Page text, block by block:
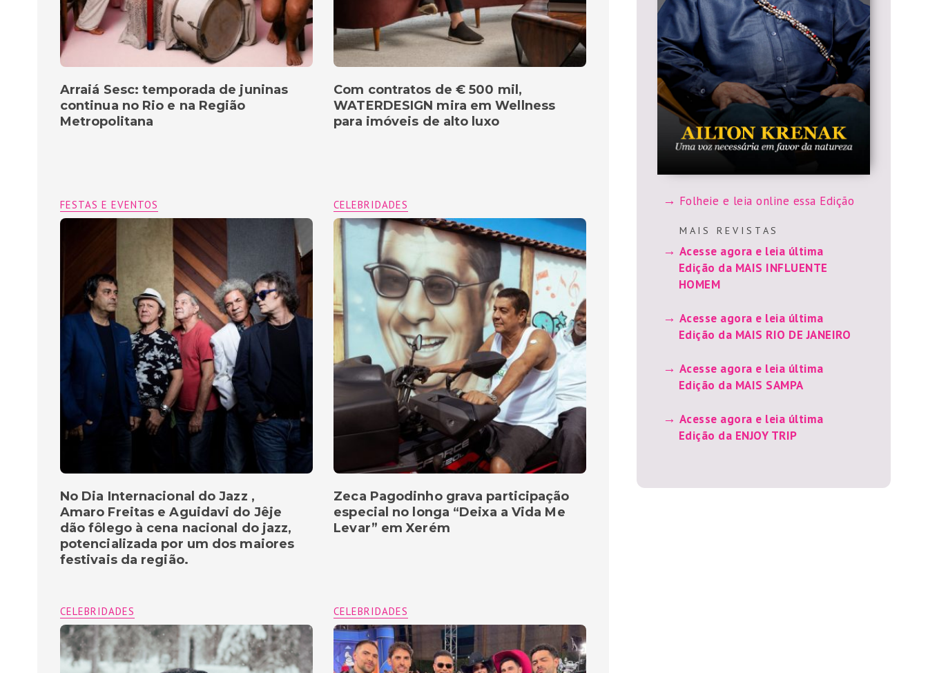
Com contratos de € 500 mil,
WATERDESIGN mira em Wellness
para imóveis de alto luxo
Arraiá Sesc: temporada de juninas
continua no Rio e na Região
Metropolitana
CELEBRIDADES
Zeca Pagodinho grava participação
especial no longa “Deixa a Vida Me
Levar” em Xerém
FESTAS E EVENTOS
No Dia Internacional do Jazz ,
Amaro Freitas e Aguidavi do Jêje
dão fôlego à cena nacional do jazz,
potencializada por um dos maiores
festivais da região.
CELEBRIDADES
CELEBRIDADES
Folheie e leia online essa Edição
M A I S R E V I S T A S
Acesse agora e leia última
Edição da MAIS INFLUENTE
HOMEM
Acesse agora e leia última
Edição da MAIS RIO DE JANEIRO
Acesse agora e leia última
Edição da MAIS SAMPA
Acesse agora e leia última
Edição da ENJOY TRIP